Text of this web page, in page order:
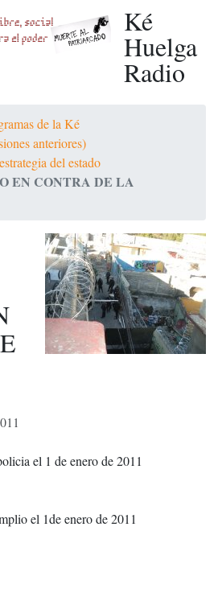
Ké
Huelga
Radio
de la Ké
anteriores)
del estado
EN CONTRA DE LA
el 1 de enero de 2011
el 1de enero de 2011